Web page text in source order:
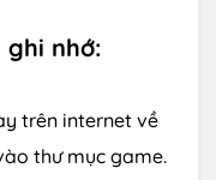
ghi nhớ:
trên internet về
thư mục game.